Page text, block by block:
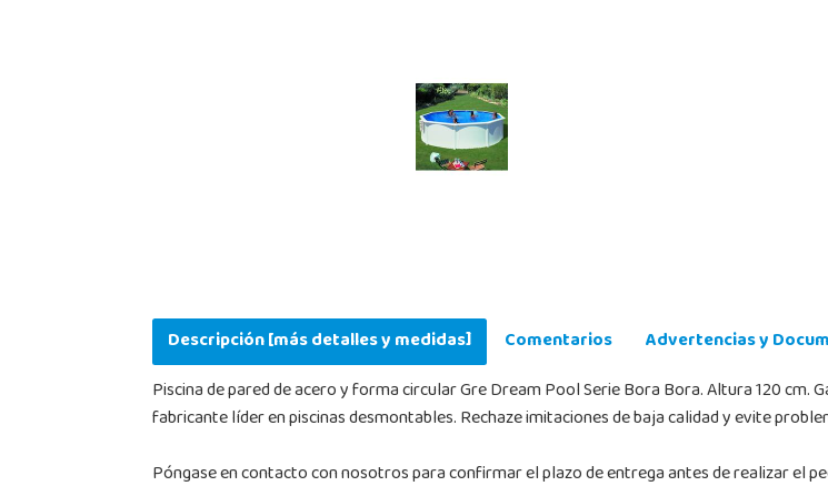
Descripción [más detalles y medidas] Comentarios
Advertencias y
Piscina de pared de acero y forma circular Gre Dream Pool Serie Bora Bora. Altura 120 cm.
fabricante líder en piscinas desmontables. Rechaze imitaciones de baja calidad y evite
Póngase en contacto con nosotros para confirmar el plazo de entrega antes de realizar el